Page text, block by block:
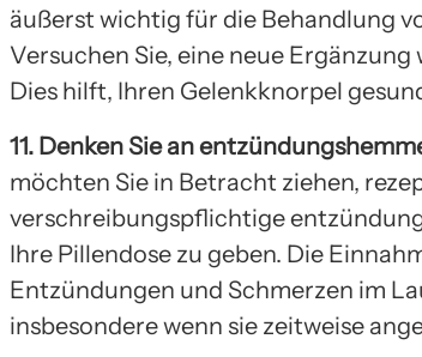
äußerst wichtig für die Behandlung
Versuchen Sie, eine neue
Dies hilft, Ihren Gelenkknorpel
11. Denken Sie an
möchten Sie in Betracht ziehen,
verschreibungspflichtige
Ihre Pillendose zu geben. Die
Entzündungen und Schmerzen im
insbesondere wenn sie zeitweise